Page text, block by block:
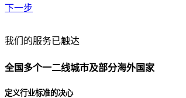
下一步
贵公司预算范围是？
贵公司的团队规模是？
我们的服务已触达
全国多个一二线城市及部分海外国家
定义行业标准的决心